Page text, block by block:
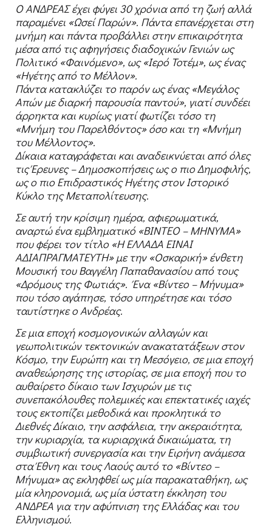
Ο ΑΝΔΡΕΑΣ έχει φύγει 30 χρόνια από τη ζωή αλλά
παραμένει «Ωσεί Παρών». Πάντα επανέρχεται στη
μνήμη και πάντα προβάλλει στην επικαιρότητα
μέσα από τις αφηγήσεις διαδοχικών Γενιών ως
Πολιτικό «Φαινόμενο», ως «Ιερό Τοτέμ», ως ένας
«Ηγέτης από το Μέλλον».
Πάντα κατακλύζει το παρόν ως ένας «Μεγάλος
Απών με διαρκή παρουσία παντού», γιατί συνδέει
άρρηκτα και κυρίως γιατί φωτίζει τόσο τη
«Μνήμη του Παρελθόντος» όσο και τη «Μνήμη
του Μέλλοντος».
Δίκαια καταγράφεται και αναδεικνύεται από όλες
τις Έρευνες – Δημοσκοπήσεις ως ο πιο Δημοφιλής,
ως ο πιο Επιδραστικός Ηγέτης στον Ιστορικό
Κύκλο της Μεταπολίτευσης.
Σε αυτή την κρίσιμη ημέρα, αφιερωματικά,
αναρτώ ένα εμβληματικό «ΒΙΝΤΕΟ – ΜΗΝΥΜΑ»
που φέρει τον τίτλο «Η ΕΛΛΑΔΑ ΕΙΝΑΙ
ΑΔΙΑΠΡΑΓΜΑΤΕΥΤΗ» με την «Οσκαρική» ένθετη
Μουσική του Βαγγέλη Παπαθανασίου από τους
«Δρόμους της Φωτιάς». Ένα «Βίντεο – Μήνυμα»
που τόσο αγάπησε, τόσο υπηρέτησε και τόσο
ταυτίστηκε ο Ανδρέας.
Σε μια εποχή κοσμογονικών αλλαγών και
γεωπολιτικών τεκτονικών ανακατατάξεων στον
Κόσμο, την Ευρώπη και τη Μεσόγειο, σε μια εποχή
αναθεώρησης της ιστορίας, σε μια εποχή που το
αυθαίρετο δίκαιο των Ισχυρών με τις
συνεπακόλουθες πολεμικές και επεκτατικές ιαχές
τους εκτοπίζει μεθοδικά και προκλητικά το
Διεθνές Δίκαιο, την ασφάλεια, την ακεραιότητα,
την κυριαρχία, τα κυριαρχικά δικαιώματα, τη
συμβιωτική συνεργασία και την Ειρήνη ανάμεσα
στα Έθνη και τους Λαούς αυτό το «Βίντεο –
Μήνυμα» ας εκληφθεί ως μία παρακαταθήκη, ως
μία κληρονομιά, ως μία ύστατη έκκληση του
ΑΝΔΡΕΑ για την αφύπνιση της Ελλάδας και του
Ελληνισμού.